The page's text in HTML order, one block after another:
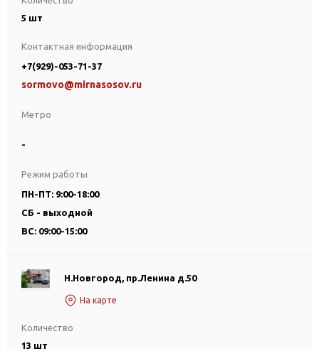
5 шт
Метро
-
Контактная информация
+7(929)-053-71-37
sormovo@mirnasosov.ru
Режим работы
ПН-ПТ: 9:00-18:00
СБ - выходной
ВС: 09:00-15:00
Н.Новгород, пр.Ленина д.50
На карте
Количество
13 шт